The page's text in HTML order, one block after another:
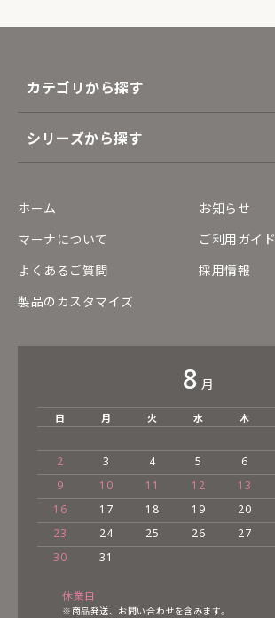
カテゴリから探す
シリーズから探す
ホーム
お知らせ
マーナについて
ご利用ガイド
よくあるご質問
採用情報
製品のカスタマイズ
8 月
日 月 火 水 木
2
3 4 5 6
9
10 11 12 13
16
17 18 19 20
23
24 25 26 27
30
31
休業日
※商品発送、お問い合わせを含みます。